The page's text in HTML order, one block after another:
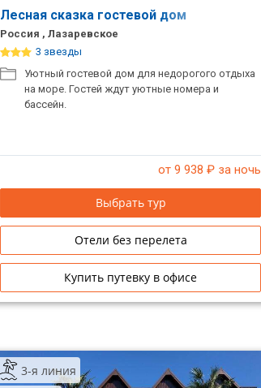
Лесная сказка гостевой дом
Россия , Лазаревское
3 звезды
Уютный гостевой дом для недорогого отдыха
на море. Гостей ждут уютные номера и
бассейн.
от 9 938 ₽ за ночь
Выбрать тур
Отели без перелета
Купить путевку в офисе
3-я линия